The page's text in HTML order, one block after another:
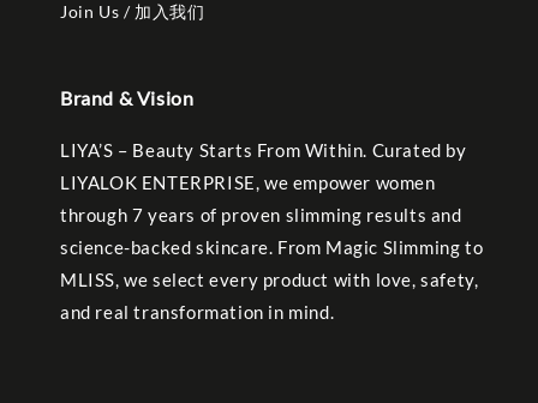
Join Us / 加入我们
Brand & Vision
LIYA’S – Beauty Starts From Within. Curated by
LIYALOK ENTERPRISE, we empower women
through 7 years of proven slimming results and
science-backed skincare. From Magic Slimming to
MLISS, we select every product with love, safety,
and real transformation in mind.